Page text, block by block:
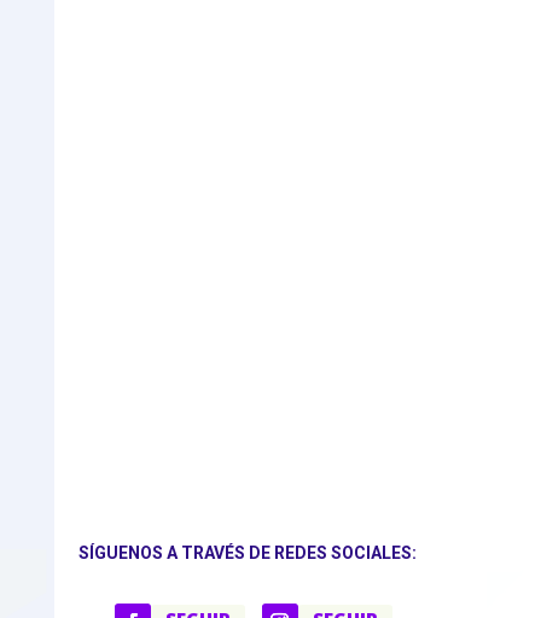
SÍGUENOS A TRAVÉS DE REDES SOCIALES: